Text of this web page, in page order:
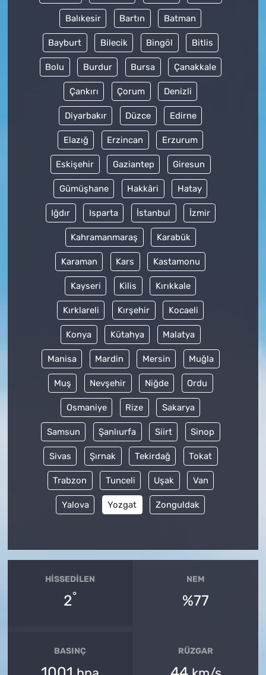
Balıkesir Bartın Batman
Bayburt Bilecik Bingöl Bitlis
Bolu Burdur Bursa Çanakkale
Çankırı Çorum Denizli
Diyarbakır Düzce Edirne
Elazığ Erzincan Erzurum
Eskişehir Gaziantep Giresun
Gümüşhane Hakkâri Hatay
Iğdır Isparta İstanbul İzmir
Kahramanmaraş Karabük
Karaman Kars Kastamonu
Kayseri Kilis Kırıkkale
Kırklareli Kırşehir Kocaeli
Konya Kütahya Malatya
Manisa Mardin Mersin Muğla
Muş Nevşehir Niğde Ordu
Osmaniye Rize Sakarya
Samsun Şanlıurfa Siirt Sinop
Sivas Şırnak Tekirdağ Tokat
Trabzon Tunceli Uşak Van
Yalova Yozgat Zonguldak
HISSEDILEN
2°
NEM
%77
BASINÇ RÜZGAR